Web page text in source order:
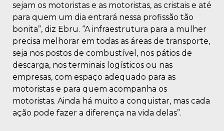
sejam os motoristas e as motoristas, as cristais e até
para quem um dia entrará nessa profissão tão
bonita”, diz Ebru. “A infraestrutura para a mulher
precisa melhorar em todas as áreas de transporte,
seja nos postos de combustível, nos pátios de
descarga, nos terminais logísticos ou nas
empresas, com espaço adequado para as
motoristas e para quem acompanha os
motoristas. Ainda há muito a conquistar, mas cada
ação pode fazer a diferença na vida delas”.